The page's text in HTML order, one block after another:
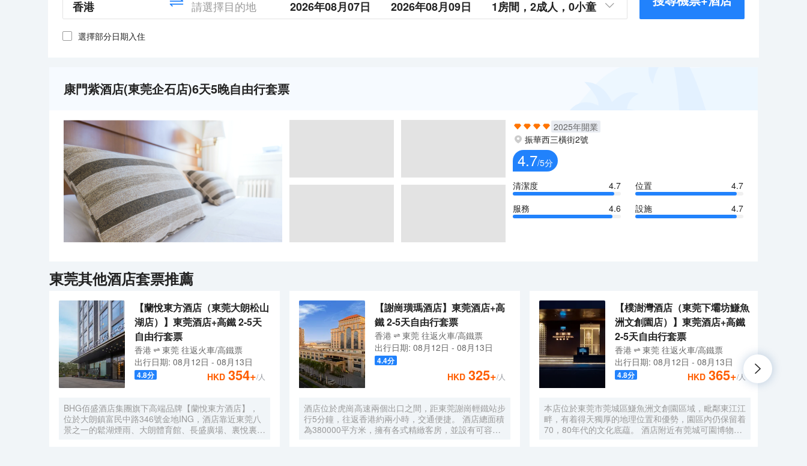
2026年08月07日 2026年08月09日 1房間， 2成人， 0小童
選擇部分日期入住
康門紫酒店(東莞企石店)6天5晚自由行套票
2025年開業
振華西三橫街2號
4.7/5分
清潔度
4.7 位置
4.7
服務
4.6 設施 4.7
東莞其他酒店套票推薦
【蘭悅東方酒店（東莞大朗松山
湖店）】東莞酒店+高鐵 2-5天
自由行套票
香港 東莞 往返火車/高鐵票
出行日期: 08月12日 - 08月13日
4.8分 HKD 354+/人
BHG佰盛酒店集團旗下高端品牌【蘭悅東方酒店】，
位於大朗鎮富民中路346號金地ING，酒店靠近東莞八
景之一的鬆湖煙雨、大朗體育館、長盛廣場、裏悅裏購
【謝崗璜瑪酒店】東莞酒店+高
鐵 2-5天自由行套票
香港 東莞 往返火車/高鐵票
出行日期: 08月12日 - 08月13日
4.4分
HKD 325+/人
酒店位於虎崗高速兩個出口之間，距東莞謝崗輕鐵站步
行5分鐘，往返香港約兩小時，交通便捷。 酒店總面積
為380000平方米，擁有各式精緻客房，並設有可容納
【樸澍灣酒店（東莞下壩坊鰜魚
洲文創園店）】東莞酒店+高鐵
2-5天自由行套票
香港 東莞 往返火車/高鐵票
出行日期: 08月12日 - 08月13日
4.8分 HKD 365+/人
本店位於東莞市莞城區鰜魚洲文創園區域，毗鄰東江江
畔，有着得天獨厚的地理位置和優勢，園區內仍保留着
70，80年代的文化底藴。 酒店附近有莞城可園博物